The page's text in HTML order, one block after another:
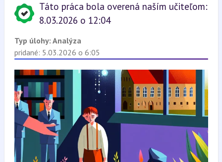
Táto práca bola overená naším učiteľom:
8.03.2026 o 12:04
Typ úlohy: Analýza
pridané: 5.03.2026 o 6:05